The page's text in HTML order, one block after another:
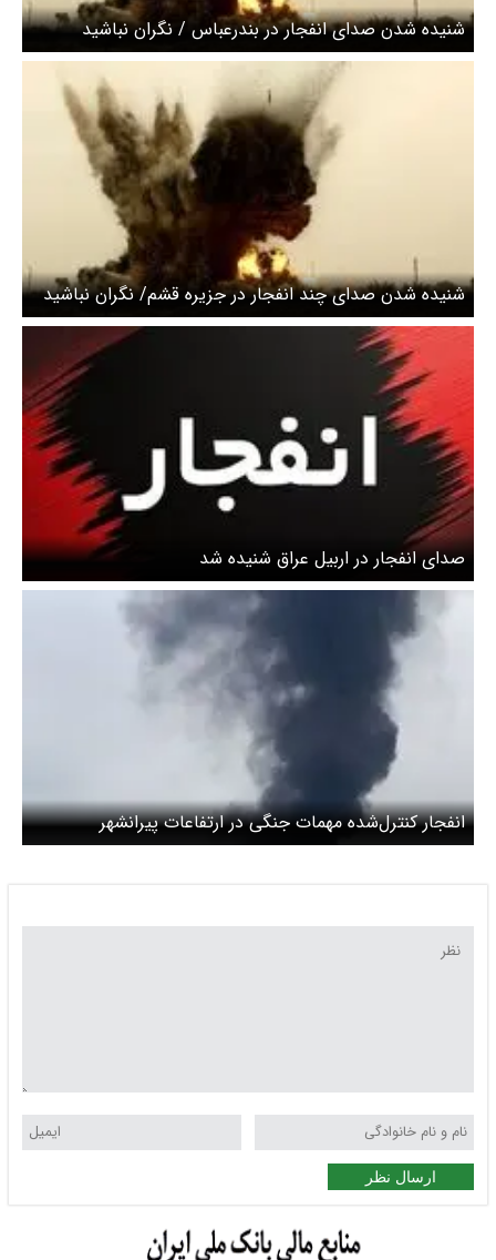
شنیده شدن صدای انفجار در بندرعباس / نگران نباشید
شنیده شدن صدای چند انفجار در جزیره قشم/ نگران نباشید
صدای انفجار در اربیل عراق شنیده شد
انفجار کنترل‌شده مهمات جنگی در ارتفاعات پیرانشهر
ارسال نظر